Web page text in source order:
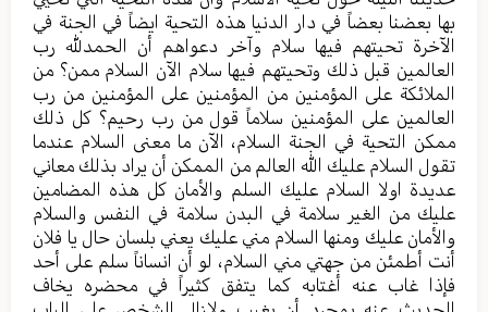
بها بعضنا بعضاً في دار الدنيا هذه التحية ايضاً في الجنة في
الآخرة تحيتهم فيها سلام وآخر دعواهم أن الحمدلله رب
العالمين قبل ذلك وتحيتهم فيها سلام الآن السلام ممن؟ من
الملائكة على المؤمنين من المؤمنين على المؤمنين من رب
العالمين على المؤمنين سلاماً قول من رب رحيم؟ كل ذلك
ممكن التحية في الجنة السلام، الآن ما معنى السلام عندما
تقول السلام عليك الله العالم من الممكن أن يراد بذلك معاني
عديدة اولا السلام عليك السلم والأمان كل هذه المضامين
عليك من الغير سلامة في البدن سلامة في النفس والسلام
والأمان عليك ومنها السلام مني عليك يعني بلسان حال يا فلان
أنت أطمئن من جهتي مني السلام، لو أن انساناً سلم على أحد
فإذا غاب عنه أغتابه كما يتفق كثيراً في محضره يخاف